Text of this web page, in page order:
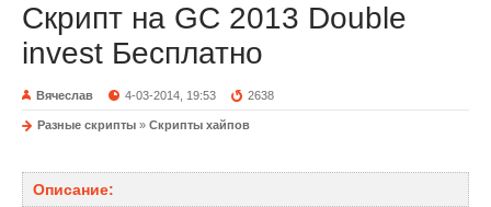
Скрипт на GC 2013 Double
invest Бесплатно
Вячеслав 4-03-2014, 19:53 2638
Разные скрипты » Скрипты хайпов
Описание: